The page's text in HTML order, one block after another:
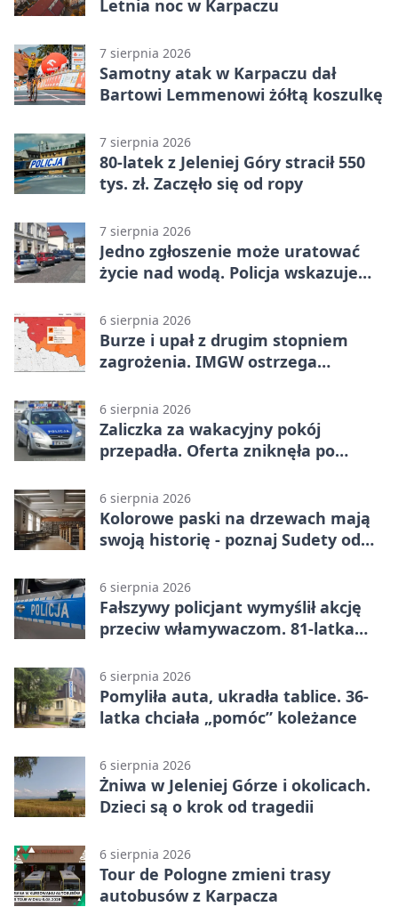
Letnia noc w Karpaczu
7 sierpnia 2026
Samotny atak w Karpaczu dał
Bartowi Lemmenowi żółtą koszulkę
7 sierpnia 2026
80-latek z Jeleniej Góry stracił 550
tys. zł. Zaczęło się od ropy
7 sierpnia 2026
Jedno zgłoszenie może uratować
życie nad wodą. Policja wskazuje
6 sierpnia 2026
Burze i upał z drugim stopniem
zagrożenia. IMGW ostrzega
6 sierpnia 2026
Zaliczka za wakacyjny pokój
przepadła. Oferta zniknęła po
6 sierpnia 2026
Kolorowe paski na drzewach mają
swoją historię - poznaj Sudety od
6 sierpnia 2026
Fałszywy policjant wymyślił akcję
przeciw włamywaczom. 81-latka
6 sierpnia 2026
Pomyliła auta, ukradła tablice. 36-
latka chciała „pomóc” koleżance
6 sierpnia 2026
Żniwa w Jeleniej Górze i okolicach.
Dzieci są o krok od tragedii
6 sierpnia 2026
Tour de Pologne zmieni trasy
autobusów z Karpacza